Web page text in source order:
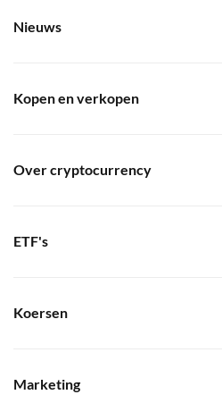
Nieuws
Kopen en verkopen
Over cryptocurrency
ETF's
Koersen
Marketing